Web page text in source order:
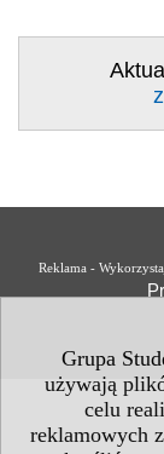
Grupa
używają
celu
reklamowych
Reklama -